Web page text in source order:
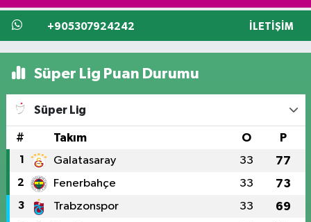
+905307924242 İLETIŞIM
Süper Lig Puan Durumu
Süper Lig
# Takım O P
1 Galatasaray 33 77
2 Fenerbahçe 33 73
3 Trabzonspor 33 69